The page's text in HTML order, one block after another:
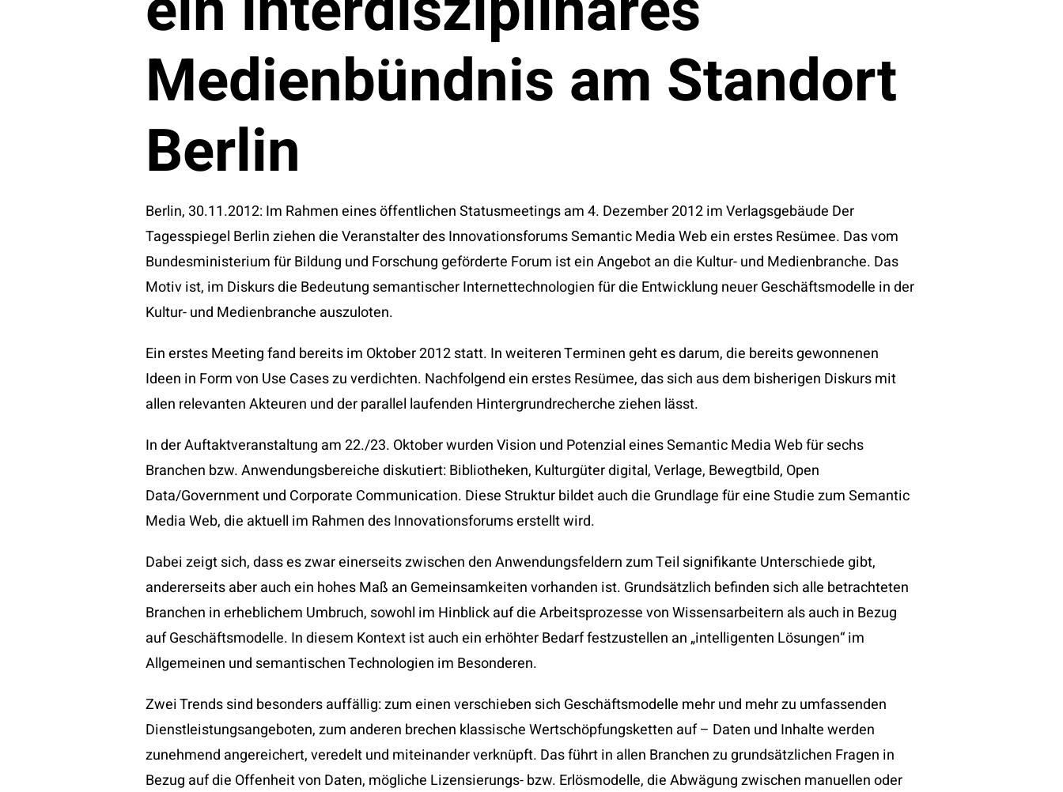
Medienbündnis am Standort
Berlin
Berlin, 30.11.2012: Im Rahmen eines öffentlichen Statusmeetings am 4. Dezember 2012 im Verlagsgebäude Der
Tagesspiegel Berlin ziehen die Veranstalter des Innovationsforums Semantic Media Web ein erstes Resümee. Das vom
Bundesministerium für Bildung und Forschung geförderte Forum ist ein Angebot an die Kultur- und Medienbranche. Das
Motiv ist, im Diskurs die Bedeutung semantischer Internettechnologien für die Entwicklung neuer Geschäftsmodelle in der
Kultur- und Medienbranche auszuloten.
Ein erstes Meeting fand bereits im Oktober 2012 statt. In weiteren Terminen geht es darum, die bereits gewonnenen
Ideen in Form von Use Cases zu verdichten. Nachfolgend ein erstes Resümee, das sich aus dem bisherigen Diskurs mit
allen relevanten Akteuren und der parallel laufenden Hintergrundrecherche ziehen lässt.
In der Auftaktveranstaltung am 22./23. Oktober wurden Vision und Potenzial eines Semantic Media Web für sechs
Branchen bzw. Anwendungsbereiche diskutiert: Bibliotheken, Kulturgüter digital, Verlage, Bewegtbild, Open
Data/Government und Corporate Communication. Diese Struktur bildet auch die Grundlage für eine Studie zum Semantic
Media Web, die aktuell im Rahmen des Innovationsforums erstellt wird.
Dabei zeigt sich, dass es zwar einerseits zwischen den Anwendungsfeldern zum Teil signifikante Unterschiede gibt,
andererseits aber auch ein hohes Maß an Gemeinsamkeiten vorhanden ist. Grundsätzlich befinden sich alle betrachteten
Branchen in erheblichem Umbruch, sowohl im Hinblick auf die Arbeitsprozesse von Wissensarbeitern als auch in Bezug
auf Geschäftsmodelle. In diesem Kontext ist auch ein erhöhter Bedarf festzustellen an „intelligenten Lösungen“ im
Allgemeinen und semantischen Technologien im Besonderen.
Zwei Trends sind besonders auffällig: zum einen verschieben sich Geschäftsmodelle mehr und mehr zu umfassenden
Dienstleistungsangeboten, zum anderen brechen klassische Wertschöpfungsketten auf – Daten und Inhalte werden
zunehmend angereichert, veredelt und miteinander verknüpft. Das führt in allen Branchen zu grundsätzlichen Fragen in
Bezug auf die Offenheit von Daten, mögliche Lizensierungs- bzw. Erlösmodelle, die Abwägung zwischen manuellen oder